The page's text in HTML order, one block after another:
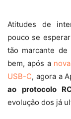
Atitudes de
pouco se
tão marcante de
bem, após a
USB-C, agora a
ao protocolo
evolução dos já